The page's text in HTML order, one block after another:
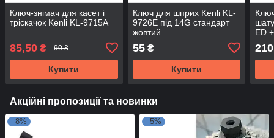
Ключ-знімач для касет і
тріскачок Kenli KL-9715A
85,50 ₴ 90 ₴
Купити
Ключ для шприх Kenli KL-
9726E під 14G стандарт
жовтий
55₴
Купити
ED
210
Акційні пропозиції та новинки
–8% –5%